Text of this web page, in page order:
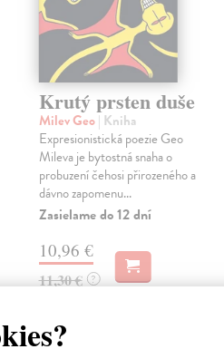
Krutý prsten duše
Milev Geo| Kniha
Expresionistická poezie Geo
Mileva je bytostná snaha o
probuzení čehosi přirozeného a
dávno zapomenu...
Zasielame do 12 dní
10,96 €
11,30 € ?